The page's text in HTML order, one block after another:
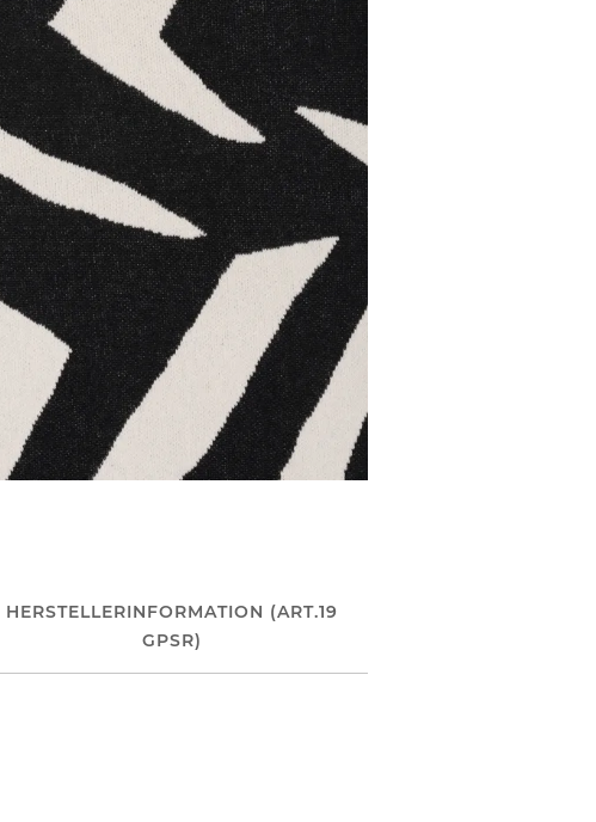
HERSTELLERINFORMATION (ART.19
GPSR)